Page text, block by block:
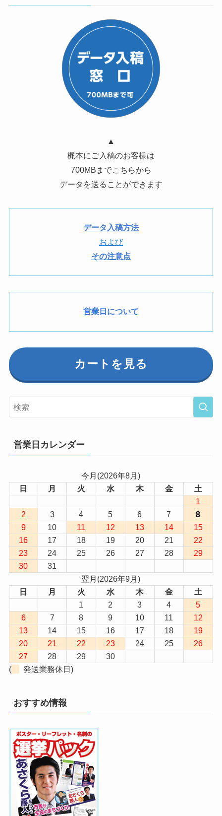
▲
梶本にご入稿のお客様は
700MBまでこちらから
データを送ることができます
データ入稿方法
および
その注意点
営業日について
カートを見る
営業日カレンダー
今月(2026年8月)
日
月 火 水 木 金
土
1
2
3 4 5 6 7
8
9
10 11 12 13 14
15
16
17 18 19 20 21
22
23
24 25 26 27 28
29
30
31
翌月(2026年9月)
日
月 火 水 木 金
土
1
2 3 4
5
6
7 8 9 10 11
12
13
14 15 16 17 18
19
20
21 22 23 24 25
26
27
28 29
30
(
発送業務休日)
おすすめ情報